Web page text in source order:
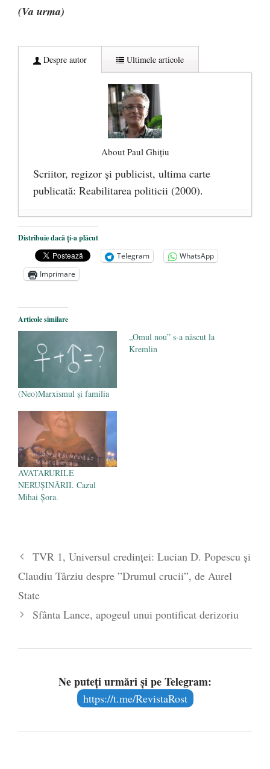
(Va urma)
Despre autor Ultimele articole
About Paul Ghițiu
Scriitor, regizor şi publicist, ultima carte
publicată: Reabilitarea politicii (2000).
De ce urăşte stânga banii lichizi. Războiul
cu cash-ul, sau drumul spre sclavia totală
9 februarie 2017
Ce „nu trebuie să ştiţi” despre legătura
oameni ai planetei şi stânga planetară
ianuarie 2017
Trump a ajuns preşedinte pentru că i-aţi
tratat pe oameni ca pe gunoaie
Distribuie dacă ți-a plăcut
Telegram
WhatsApp
Imprimare
Articole similare
(Neo)Marxismul și familia
„Omul nou” s-a născut la
Kremlin
AVATARURILE
NERUȘINĂRII. Cazul
Mihai Șora.
TVR 1, Universul credinței: Lucian D. Popescu și
Claudiu Târziu despre ”Drumul crucii”, de Aurel
State
Sfânta Lance, apogeul unui pontificat derizoriu
Ne puteți urmări și pe Telegram:
https://t.me/RevistaRost